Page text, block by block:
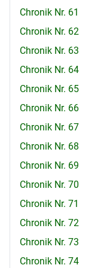
Chronik Nr. 61
Chronik Nr. 62
Chronik Nr. 63
Chronik Nr. 64
Chronik Nr. 65
Chronik Nr. 66
Chronik Nr. 67
Chronik Nr. 68
Chronik Nr. 69
Chronik Nr. 70
Chronik Nr. 71
Chronik Nr. 72
Chronik Nr. 73
Chronik Nr. 74